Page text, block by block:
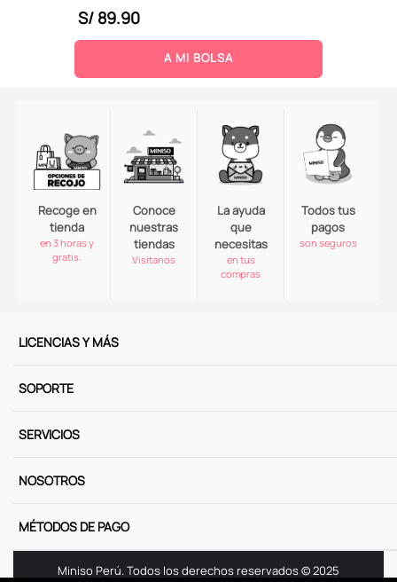
S/ 89.90
A MI BOLSA
Recoge en
tienda
en 3 horas y
gratis.
Conoce
nuestras
tiendas
Visitanos
La ayuda
que
necesitas
en tus
compras
Todos tus
pagos
son seguros
LICENCIAS Y MÁS
SOPORTE
SERVICIOS
NOSOTROS
MÉTODOS DE PAGO
Miniso Perú. Todos los derechos reservados © 2025